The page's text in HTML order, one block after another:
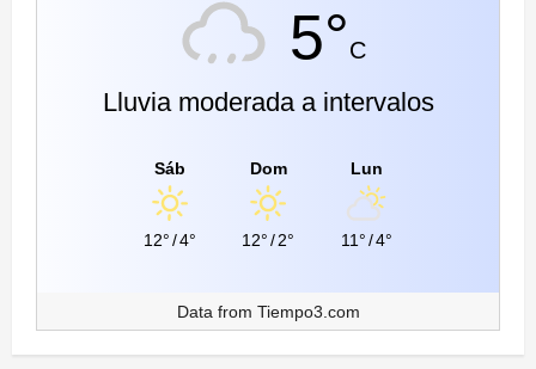
5°C
Lluvia moderada a intervalos
Sáb
12°/4°
Dom
12°/2°
Lun
11°/4°
Data from Tiempo3.com